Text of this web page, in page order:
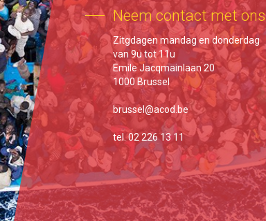
Neem contact met ons
Zitgdagen mandag en donderdag
van 9u tot 11u
Emile Jacqmainlaan 20
1000 Brussel
brussel@acod.be
tel. 02 226 13 11